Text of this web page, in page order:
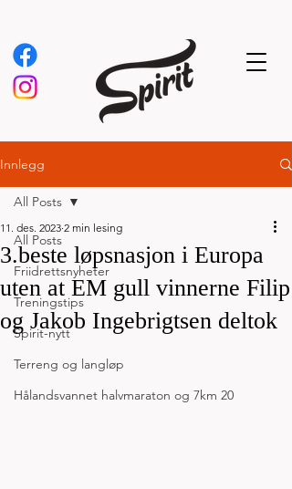
Innlegg
All Posts
Friidrettsnyheter
Treningstips
Spirit-nytt
Terreng og langløp
Hålandsvannet halvmaraton og 7km 20
All Posts
3.beste løpsnasjon i Europa
uten at EM gull vinnerne Filip
og Jakob Ingebrigtsen deltok
11. des. 2023 2 min lesing